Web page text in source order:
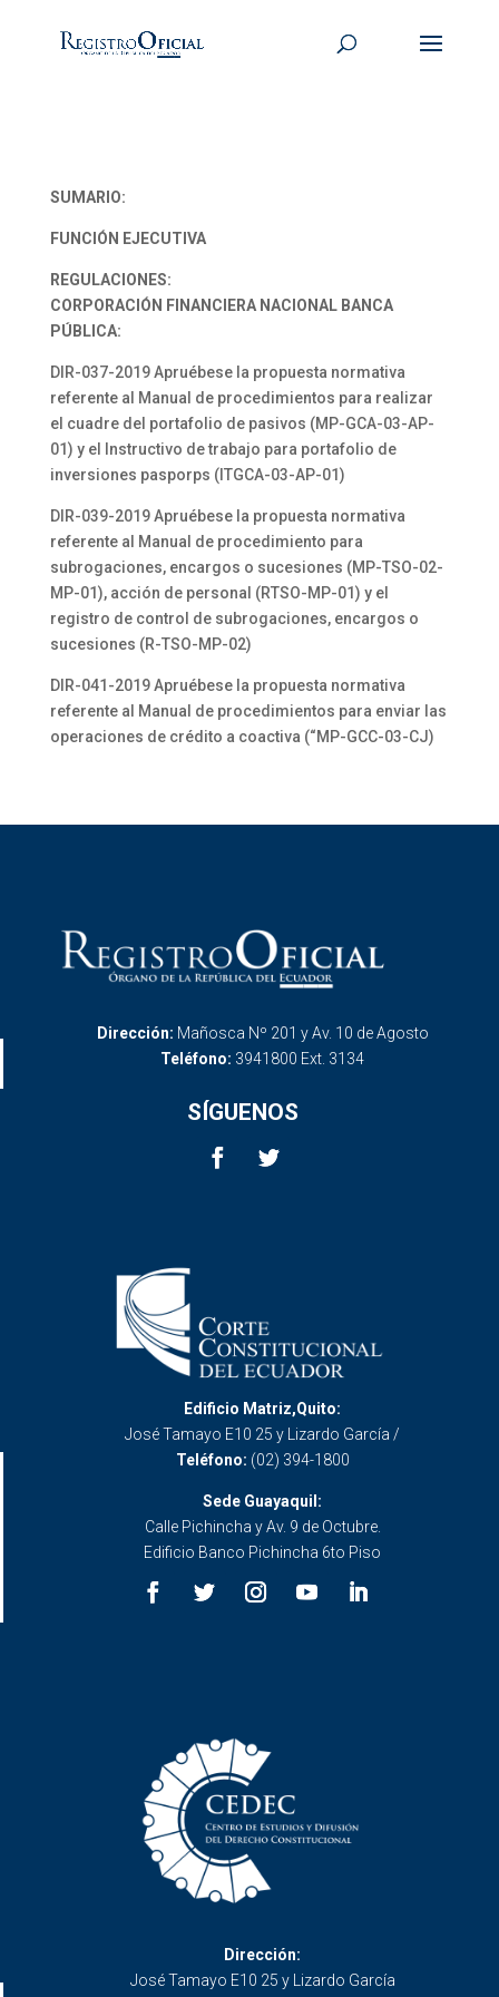
SUMARIO:
FUNCIÓN EJECUTIVA
REGULACIONES:
CORPORACIÓN FINANCIERA NACIONAL BANCA
PÚBLICA:
DIR-037-2019 Apruébese la propuesta normativa
referente al Manual de procedimientos para realizar
el cuadre del portafolio de pasivos (MP-GCA-03-AP-
01) y el Instructivo de trabajo para portafolio de
inversiones pasporps (ITGCA-03-AP-01)
DIR-039-2019 Apruébese la propuesta normativa
referente al Manual de procedimiento para
subrogaciones, encargos o sucesiones (MP-TSO-02-
MP-01), acción de personal (RTSO-MP-01) y el
registro de control de subrogaciones, encargos o
sucesiones (R-TSO-MP-02)
DIR-041-2019 Apruébese la propuesta normativa
referente al Manual de procedimientos para enviar las
operaciones de crédito a coactiva (“MP-GCC-03-CJ)
Dirección: Mañosca Nº 201 y Av. 10 de Agosto
Teléfono: 3941800 Ext. 3134
SÍGUENOS
Edificio Matriz,Quito:
José Tamayo E10 25 y Lizardo García /
Teléfono: (02) 394-1800
Sede Guayaquil:
Calle Pichincha y Av. 9 de Octubre.
Edificio Banco Pichincha 6to Piso
Dirección:
José Tamayo E10 25 y Lizardo García